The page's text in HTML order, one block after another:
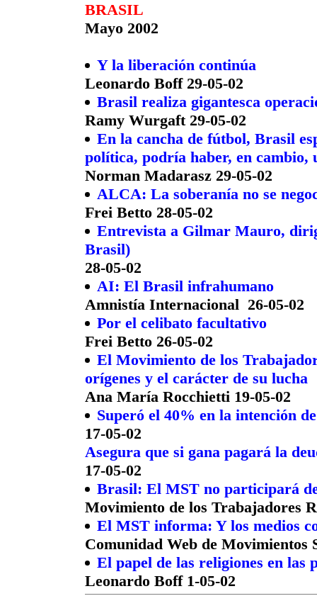
BRASIL
Mayo 2002
Y la liberación continúa
Leonardo Boff 29-05-02
Brasil realiza gigantesca
Ramy Wurgaft 29-05-02
En la cancha de fútbol, Brasil
política, podría haber, en cambio,
Norman Madarasz 29-05-02
ALCA: La soberanía no se
Frei Betto 28-05-02
Entrevista a Gilmar Mauro,
Brasil)
28-05-02
AI: El Brasil infrahumano
Amnistía Internacional 26-05-02
Por el celibato facultativo
Frei Betto 26-05-02
El Movimiento de los
orígenes y el carácter de su lucha
Ana María Rocchietti 19-05-02
Superó el 40% en la intención
17-05-02
Asegura que si gana pagará la
17-05-02
Brasil: El MST no participará
Movimiento de los Trabajadores
El MST informa: Y los medios
Comunidad Web de Movimientos
El papel de las religiones en las
Leonardo Boff 1-05-02